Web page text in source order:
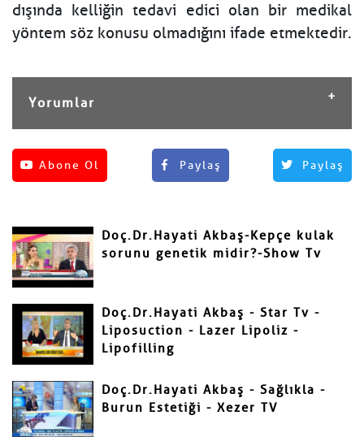
dışında kelliğin tedavi edici olan bir medikal
yöntem söz konusu olmadığını ifade etmektedir.
Abone Ol Paylaş Paylaş
Yorumlar
Henüz yorum yapılmamış.
Adınız ve Soyadınız
Mail
Yorumunuz
Doç.Dr.Hayati Akbaş-Kepçe kulak
sorunu genetik midir?-Show Tv
Doç.Dr.Hayati Akbaş - Star Tv -
Liposuction - Lazer Lipoliz -
Lipofilling
Doç.Dr.Hayati Akbaş - Sağlıkla -
Burun Estetiği - Xezer TV